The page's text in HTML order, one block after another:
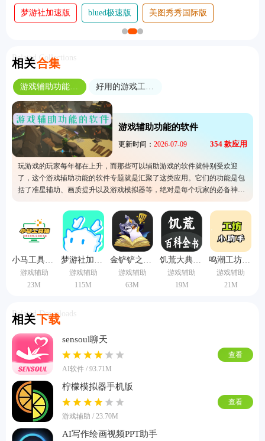
梦游社加速版 blued极速版 美图秀秀国际版
相关合集
Related Collections
游戏辅助功能的软件
更新时间： 2026-07-09 354 款应用
玩游戏的玩家每年都在上升，而那些可以辅助游戏的软件就特别受欢迎
了，这个游戏辅助功能的软件专题就是汇聚了这类应用。它们的功能是包
括了准星辅助、画质提升以及游戏模拟器等，绝对是每个玩家的必备神
器，让大家的游玩体验大幅度提高。所以经常玩游戏的人就一定要试看看
这里的软件，特别是吃鸡游戏的玩家可以考虑用来提升自己的游戏画面。
游戏辅助
23M
游戏辅助
115M
游戏辅助
63M
饥荒大典离线版
游戏辅助
19M
鸣潮工坊小助手
游戏辅助
21M
相关下载
Related Downloads
sensoul聊天
AI软件 / 93.71M
查看
柠檬模拟器手机版
游戏辅助 / 23.70M
查看
AI写作绘画视频PPT助手